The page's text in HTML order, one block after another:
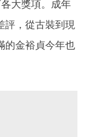
大獎項。成年
評，從古裝到現
的金裕貞今年也